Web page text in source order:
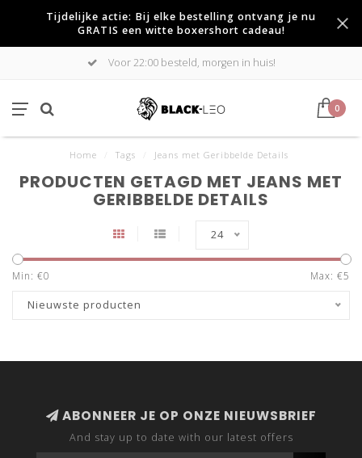
Tijdelijke actie: Bij elke bestelling ontvang je nu
GRATIS een witte boxershort cadeau!
Voor 22:00 besteld, morgen in huis!
0
Home Tags Jeans met Geribbelde Details
PRODUCTEN GETAGD MET JEANS MET
GERIBBELDE DETAILS
24
Min: €0 Max: €5
Nieuwste producten
ABONNEER JE OP ONZE NIEUWSBRIEF
And stay up to date with our latest offers